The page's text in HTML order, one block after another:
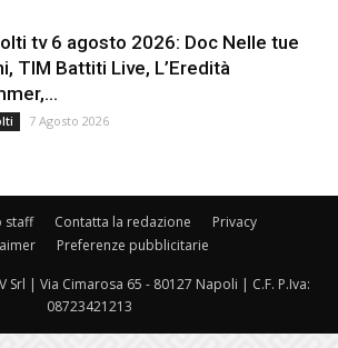
tv 6 agosto 2026: Doc Nelle tue
TIM Battiti Live, L’Eredità
7 Agosto 2026
staff Contatta la redazione
Privacy
Preferenze pubblicitarie
Srl | Via Cimarosa 65 - 80127 Napoli | C.F. P.Iva:
08723421213